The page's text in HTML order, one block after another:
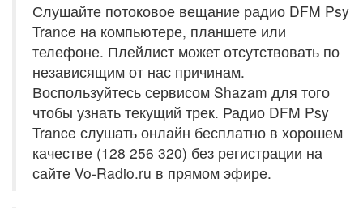
Слушайте потоковое вещание радио DFM Psy
Trance на компьютере, планшете или
телефоне. Плейлист может отсутствовать по
независящим от нас причинам.
Воспользуйтесь сервисом Shazam для того
чтобы узнать текущий трек. Радио DFM Psy
Trance слушать онлайн бесплатно в хорошем
качестве (128 256 320) без регистрации на
сайте Vo-Radio.ru в прямом эфире.